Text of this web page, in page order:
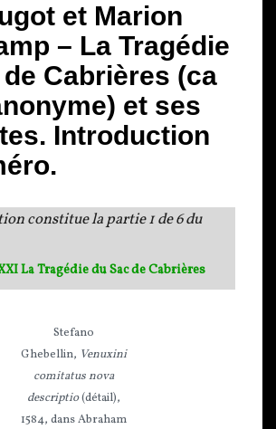
et Marion
– La Tragédie
Cabrières (ca
et ses
Introduction
constitue la partie 1 de 6 du
La Tragédie du Sac de Cabrières
Stefano
Ghebellin, Venuxini
comitatus nova
descriptio(détail),
1584, dans Abraham